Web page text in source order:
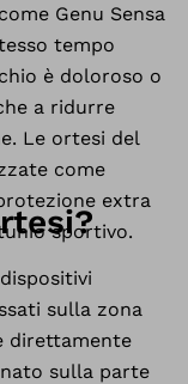
Genu Sensa
tempo
è doloroso o
a ridurre
Le ortesi del
come
extra
sportivo.
sulla zona
direttamente
sulla parte